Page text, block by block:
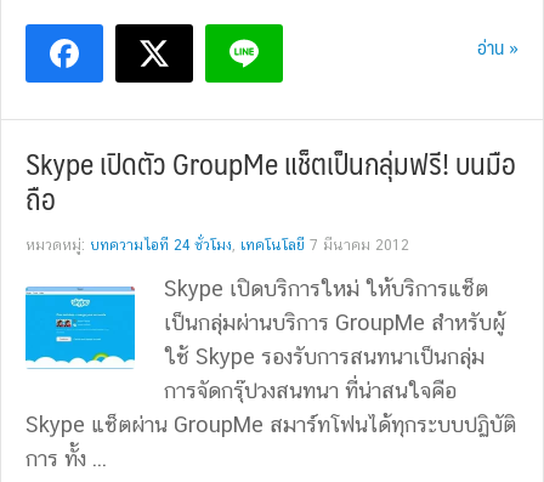
อ่าน »
Skype เปิดตัว GroupMe แช็ตเป็นกลุ่มฟรี! บนมือ
ถือ
หมวดหมู่: บทความไอที 24 ชั่วโมง, เทคโนโลยี 7 มีนาคม 2012
Skype เปิดบริการใหม่ ให้บริการแช็ต
เป็นกลุ่มผ่านบริการ GroupMe สำหรับผู้
ใช้ Skype รองรับการสนทนาเป็นกลุ่ม
การจัดกรุ๊ปวงสนทนา ที่น่าสนใจคือ
Skype แช็ตผ่าน GroupMe สมาร์ทโฟนได้ทุกระบบปฏิบัติ
การ ทั้ง ...